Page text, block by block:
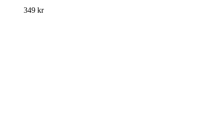
349 kr